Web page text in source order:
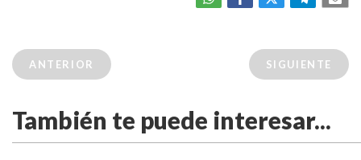
ANTERIOR SIGUIENTE
También te puede interesar...